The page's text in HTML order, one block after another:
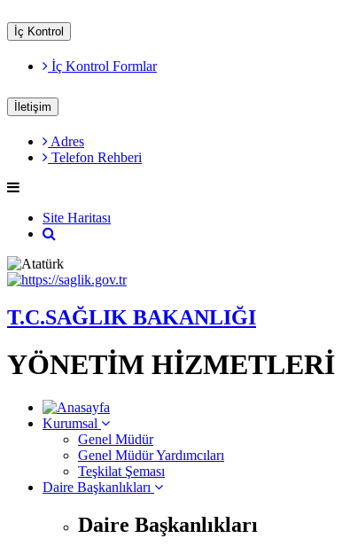
İç Kontrol
İç Kontrol Formlar
İletişim
Adres
Telefon Rehberi
Site Haritası
T.C.SAĞLIK BAKANLIĞI
YÖNETİM HİZMETLERİ
Kurumsal
Genel Müdür
Genel Müdür Yardımcıları
Teşkilat Şeması
Daire Başkanlıkları
Daire Başkanlıkları